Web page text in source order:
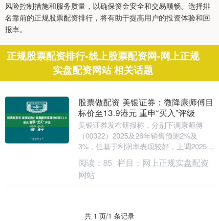
风险控制措施和服务质量，以确保资金安全和交易顺畅。选择排
名靠前的正规股票配资排行，将有助于提高用户的投资体验和回
报率。
正规股票配资排行-线上股票配资网-网上正规
实盘配资网站 相关话题
股票做配资 美银证券：微降康师傅目
标价至13.9港元 重申“买入”评级
美银证券发布研报称，分别下调康师傅
（00322）2025及26年销售预测2%及
3%，但基于利润率表现较好，上调2025年
每股盈利预测4%，且不排除资产处置可带
来....
阅读： 85 栏目： 网上正规实盘配资
网站
共 1 页/1 条记录